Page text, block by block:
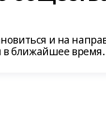
и на
в ближайшее время.